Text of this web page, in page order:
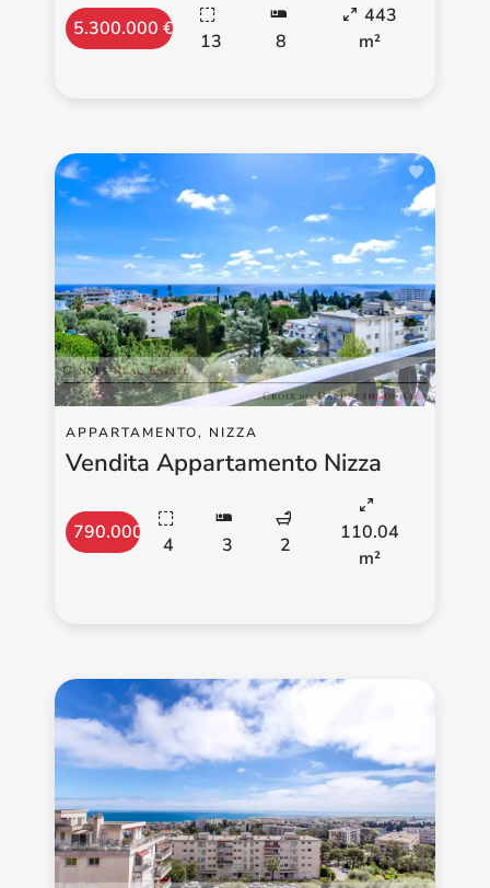
5.300.000 €
13 8
443
m²
APPARTAMENTO, NIZZA
Vendita Appartamento Nizza
790.000 €
4 3 2
110.04
m²